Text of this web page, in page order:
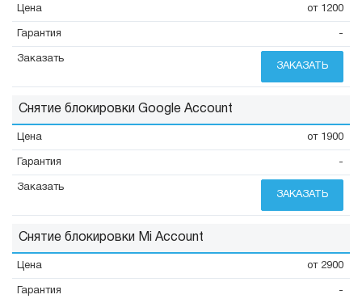
от 1200
-
ЗАКАЗАТЬ
Снятие блокировки Google Account
от 1900
-
ЗАКАЗАТЬ
Снятие блокировки Mi Account
от 2900
-